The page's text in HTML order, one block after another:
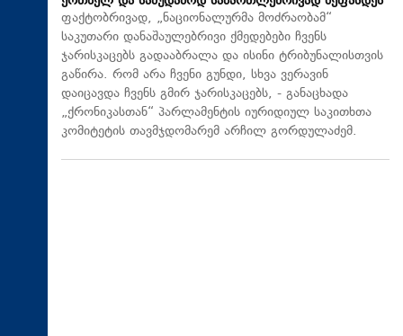
ფაქტობრივად, „ნაციონალურმა მოძრაობამ“
საკუთარი დანაშაულებრივი ქმედებები ჩვენს
ჯარისკაცებს გადააბრალა და ისინი ტრიბუნალისთვის
გაწირა. რომ არა ჩვენი გუნდი, სხვა ვერავინ
დაიცავდა ჩვენს გმირ ჯარისკაცებს, - განაცხადა
„ქრონიკასთან“ პარლამენტის იურიდიულ საკითხთა
კომიტეტის თავმჯდომარემ არჩილ გორდულაძემ.